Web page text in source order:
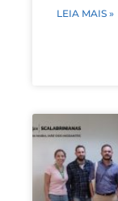
LEIA MAIS »